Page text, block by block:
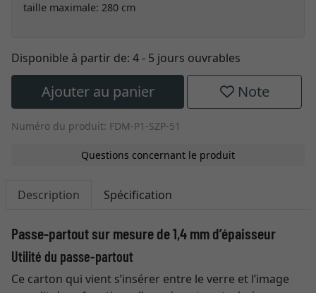
taille maximale: 280 cm
Disponible à partir de: 4 - 5 jours ouvrables
Ajouter au panier Note
Numéro du produit: FDM-P1-SZP-51
Questions concernant le produit
Description Spécification
Passe-partout sur mesure de 1,4 mm d’épaisseur
Utilité du passe-partout
Ce carton qui vient s’insérer entre le verre et l’image